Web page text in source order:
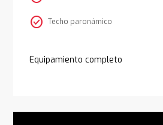
check_circle Techo paronámico
Equipamiento completo